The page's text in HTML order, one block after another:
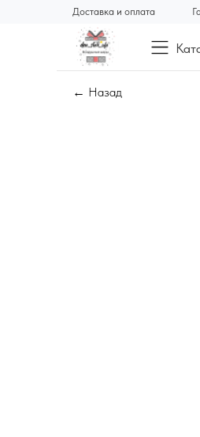
Доставка и оплата
← Назад